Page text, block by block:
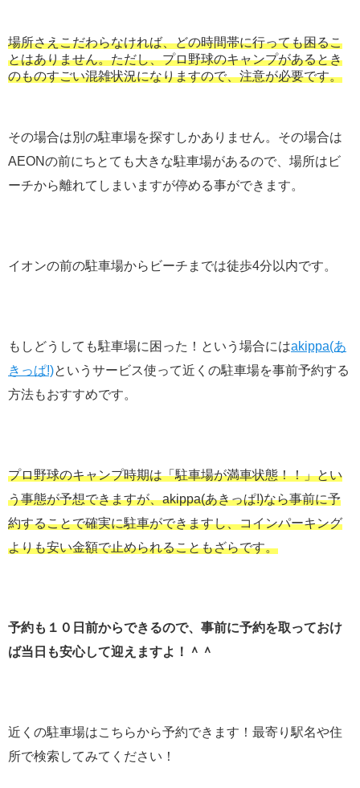
場所さえこだわらなければ、どの時間帯に行っても困るこ
とはありません。ただし、プロ野球のキャンプがあるとき
のものすごい混雑状況になりますので、注意が必要です。
その場合は別の駐車場を探すしかありません。その場合は
AEONの前にちとても大きな駐車場があるので、場所はビ
ーチから離れてしまいますが停める事ができます。
イオンの前の駐車場からビーチまでは徒歩4分以内です。
もしどうしても駐車場に困った！という場合にはakippa(あ
きっぱ!)というサービス使って近くの駐車場を事前予約する
方法もおすすめです。
プロ野球のキャンプ時期は「駐車場が満車状態！！」とい
う事態が予想できますが、akippa(あきっぱ!)なら事前に予
約することで確実に駐車ができますし、コインパーキング
よりも安い金額で止められることもざらです。
予約も１０日前からできるので、事前に予約を取っておけ
ば当日も安心して迎えますよ！＾＾
近くの駐車場はこちらから予約できます！最寄り駅名や住
所で検索してみてください！